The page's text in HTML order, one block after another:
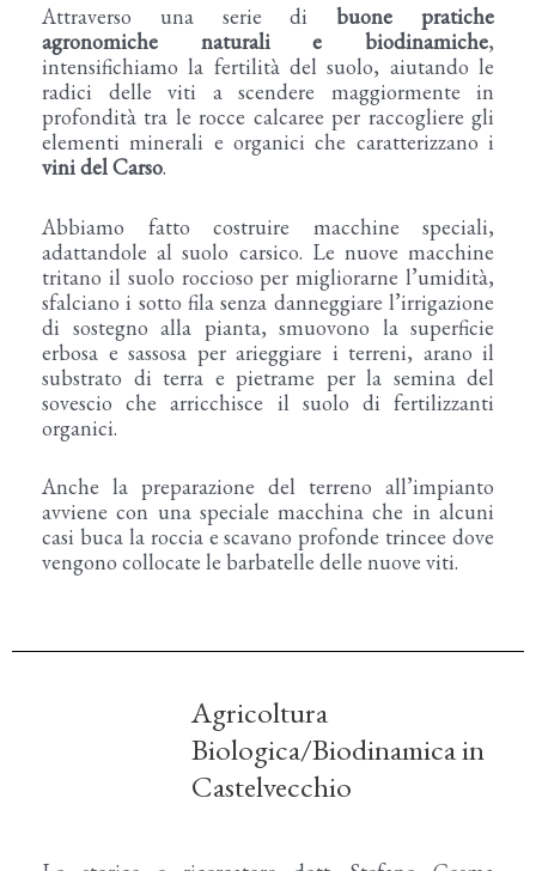
Attraverso una serie dibuone pratiche
agronomiche naturali e biodinamiche,
intensifichiamo la fertilità del suolo, aiutando le
radici delle viti a scendere maggiormente in
profondità tra le rocce calcaree per raccogliere gli
elementi minerali e organici che caratterizzano i
vini del Carso.
Abbiamo fatto costruire macchine speciali,
adattandole al suolo carsico. Le nuove macchine
tritano il suolo roccioso per migliorarne l’umidità,
sfalciano i sotto fila senza danneggiare l’irrigazione
di sostegno alla pianta, smuovono la superficie
erbosa e sassosa per arieggiare i terreni, arano il
substrato di terra e pietrame per la semina del
sovescio che arricchisce il suolo di fertilizzanti
organici.
Anche la preparazione del terreno all’impianto
avviene con una speciale macchina che in alcuni
casi buca la roccia e scavano profonde trincee dove
vengono collocate le barbatelle delle nuove viti.
Agricoltura
Biologica/Biodinamica in
Castelvecchio